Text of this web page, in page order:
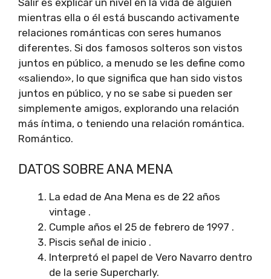
mientras ella o él está buscando activamente
relaciones románticas con seres humanos
diferentes. Si dos famosos solteros son vistos
juntos en público, a menudo se les define como
«saliendo», lo que significa que han sido vistos
juntos en público, y no se sabe si pueden ser
simplemente amigos, explorando una relación
más íntima, o teniendo una relación romántica.
Romántico.
DATOS SOBRE ANA MENA
La edad de Ana Mena es de 22 años
vintage .
Cumple años el 25 de febrero de 1997 .
Piscis señal de inicio .
Interpretó el papel de Vero Navarro dentro
de la serie Supercharly.